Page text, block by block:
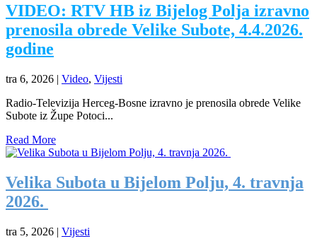
VIDEO: RTV HB iz Bijelog Polja izravno
prenosila obrede Velike Subote, 4.4.2026.
godine
tra 6, 2026 | Video, Vijesti
Radio-Televizija Herceg-Bosne izravno je prenosila obrede Velike
Subote iz Župe Potoci...
Read More
Velika Subota u Bijelom Polju, 4. travnja
2026.
tra 5, 2026 | Vijesti